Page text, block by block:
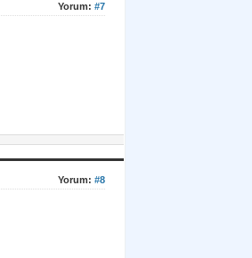
Yorum: #7
Yorum: #8